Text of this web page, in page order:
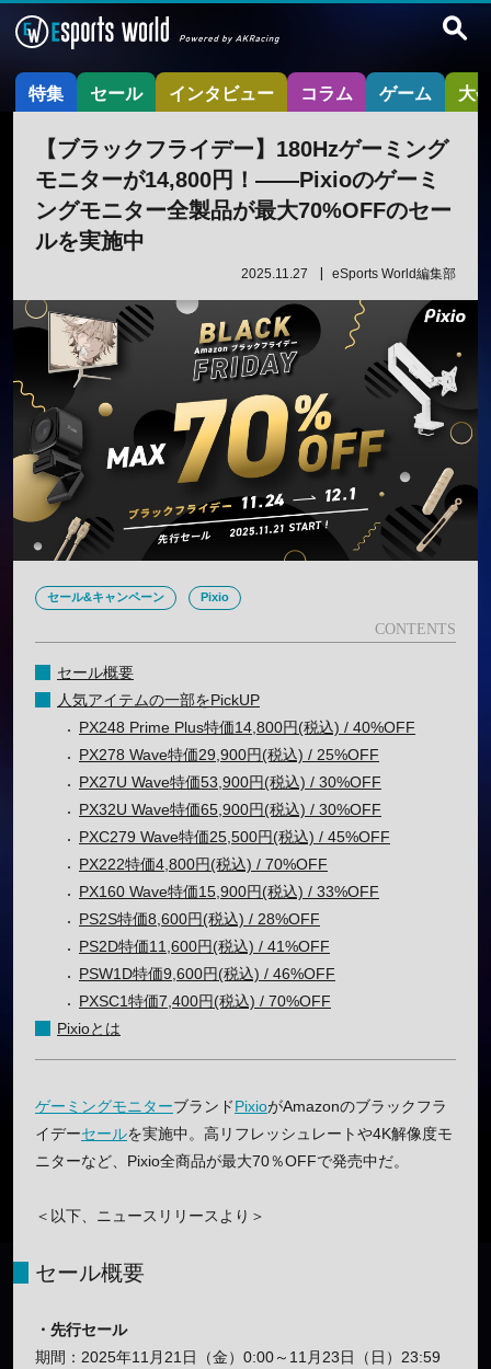
特集 セール インタビュー コラム ゲーム 大
【ブラックフライデー】180Hzゲーミング
モニターが14,800円！——Pixioのゲーミ
ングモニター全製品が最大70%OFFのセー
ルを実施中
2025.11.27 eSports World編集部
セール&キャンペーン Pixio
セール概要
人気アイテムの一部をPickUP
PX248 Prime Plus特価14,800円(税込) / 40%OFF
PX278 Wave特価29,900円(税込) / 25%OFF
PX27U Wave特価53,900円(税込) / 30%OFF
PX32U Wave特価65,900円(税込) / 30%OFF
PXC279 Wave特価25,500円(税込) / 45%OFF
PX222特価4,800円(税込) / 70%OFF
PX160 Wave特価15,900円(税込) / 33%OFF
PS2S特価8,600円(税込) / 28%OFF
PS2D特価11,600円(税込) / 41%OFF
PSW1D特価9,600円(税込) / 46%OFF
PXSC1特価7,400円(税込) / 70%OFF
Pixioとは
ゲーミングモニターブランドPixioがAmazonのブラックフラ
イデーセールを実施中。高リフレッシュレートや4K解像度モ
ニターなど、Pixio全商品が最大70％OFFで発売中だ。
＜以下、ニュースリリースより＞
セール概要
・先行セール
期間：2025年11月21日（金）0:00～11月23日（日）23:59